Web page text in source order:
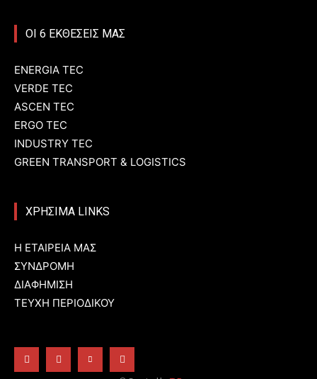
ΟΙ 6 ΕΚΘΕΣΕΙΣ ΜΑΣ
ENERGIA TEC
VERDE TEC
ASCEN TEC
ERGO TEC
INDUSTRY TEC
GREEN TRANSPORT & LOGISTICS
ΧΡΗΣΙΜΑ LINKS
Η ΕΤΑΙΡΕΙΑ ΜΑΣ
ΣΥΝΔΡΟΜΗ
ΔΙΑΦΗΜΙΣΗ
ΤΕΥΧΗ ΠΕΡΙΟΔΙΚΟΥ